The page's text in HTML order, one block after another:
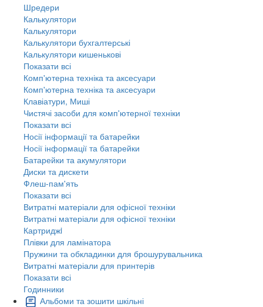
Шредери
Калькулятори
Калькулятори
Калькулятори бухгалтерські
Калькулятори кишенькові
Показати всі
Комп'ютерна техніка та аксесуари
Комп'ютерна техніка та аксесуари
Клавіатури, Миші
Чистячі засоби для комп'ютерної техніки
Показати всі
Носії інформації та батарейки
Носії інформації та батарейки
Батарейки та акумулятори
Диски та дискети
Флеш-пам'ять
Показати всі
Витратні матеріали для офісної техніки
Витратні матеріали для офісної техніки
Картриджi
Плівки для ламінатора
Пружини та обкладинки для брошурувальника
Витратні матеріали для принтерів
Показати всі
Годинники
Альбоми та зошити шкільні